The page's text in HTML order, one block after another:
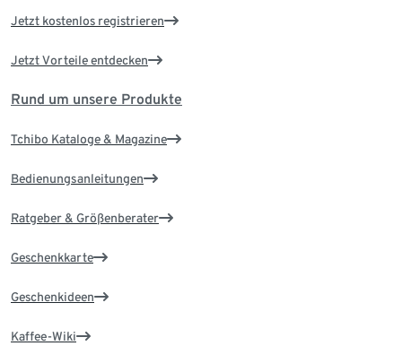
Jetzt kostenlos registrieren
Jetzt Vorteile entdecken
Rund um unsere Produkte
Tchibo Kataloge & Magazine
Bedienungsanleitungen
Ratgeber & Größenberater
Geschenkkarte
Geschenkideen
Kaffee-Wiki